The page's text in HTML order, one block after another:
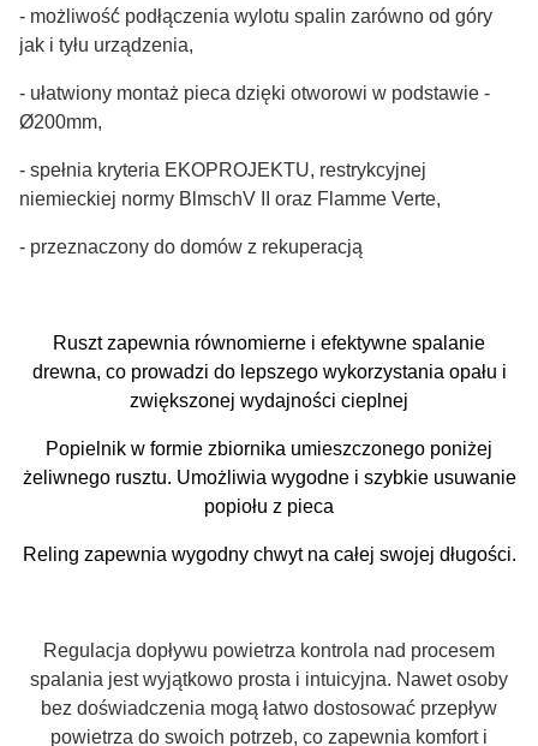
- możliwość́ podłączenia wylotu spalin zarówno od góry
jak i tyłu urządzenia,
- ułatwiony montaż pieca dzięki otworowi w podstawie -
Ø200mm,
- spełnia kryteria EKOPROJEKTU, restrykcyjnej
niemieckiej normy BlmschV II oraz Flamme Verte,
- przeznaczony do domów z rekuperacją
Ruszt zapewnia równomierne i efektywne spalanie
drewna, co prowadzi do lepszego wykorzystania opału i
zwiększonej wydajności cieplnej
Popielnik w formie zbiornika umieszczonego poniżej
żeliwnego rusztu. Umożliwia wygodne i szybkie usuwanie
popiołu z pieca
Reling zapewnia wygodny chwyt na całej swojej długości.
Regulacja dopływu powietrza kontrola nad procesem
spalania jest wyjątkowo prosta i intuicyjna. Nawet osoby
bez doświadczenia mogą łatwo dostosować przepływ
powietrza do swoich potrzeb, co zapewnia komfort i